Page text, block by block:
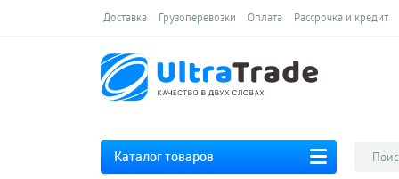
Доставка Грузоперевозки Оплата Рассрочка и кредит
Каталог товаров